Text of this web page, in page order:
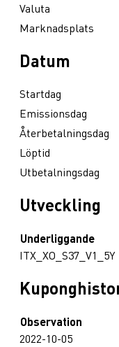
Valuta
Marknadsplats
Datum
Startdag
Emissionsdag
Återbetalningsdag
Löptid
Utbetalningsdag
Utveckling
Underliggande
ITX_XO_S37_V1_5Y
Observation
2022-10-05